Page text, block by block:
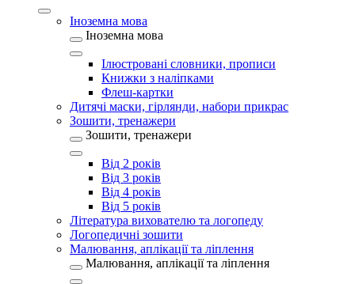
Іноземна мова
Іноземна мова
Ілюстровані словники, прописи
Книжки з наліпками
Флеш-картки
Дитячі маски, гірлянди, набори прикрас
Зошити, тренажери
Зошити, тренажери
Від 2 років
Від 3 років
Від 4 років
Від 5 років
Література вихователю та логопеду
Логопедичні зошити
Малювання, аплікації та ліплення
Малювання, аплікації та ліплення